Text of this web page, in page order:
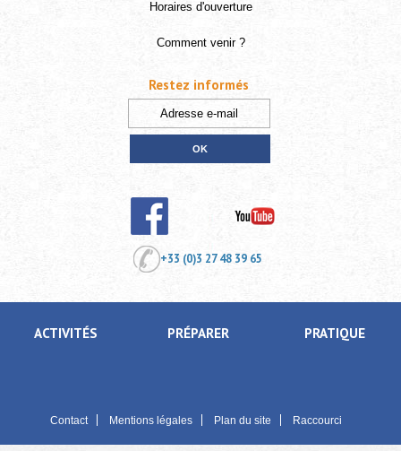
Horaires d'ouverture
Comment venir ?
+33 (0)3 27 48 39 65
ACTIVITÉS PRÉPARER PRATIQUE
Contact Mentions légales Plan du site Raccourci
Restez informés